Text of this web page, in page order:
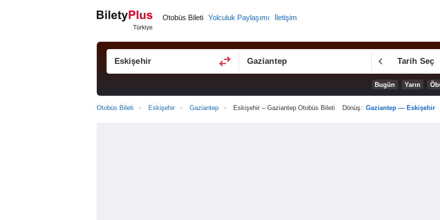
Otobüs Bileti Yolculuk Paylaşımı İletişim
Tarih Seç
Bugün Yarın
Otobüs Bileti Eskişehir Gaziantep Eskişehir – Gaziantep Otobüs Bileti Dönüş: Gaziantep — Eskişehir